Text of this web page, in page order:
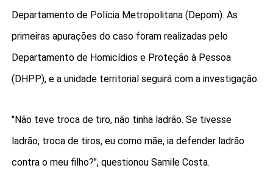
Departamento de Polícia Metropolitana (Depom). As
primeiras apurações do caso foram realizadas pelo
Departamento de Homicídios e Proteção à Pessoa
(DHPP), e a unidade territorial seguirá com a investigação.
"Não teve troca de tiro, não tinha ladrão. Se tivesse
ladrão, troca de tiros, eu como mãe, ia defender ladrão
contra o meu filho?", questionou Samile Costa.